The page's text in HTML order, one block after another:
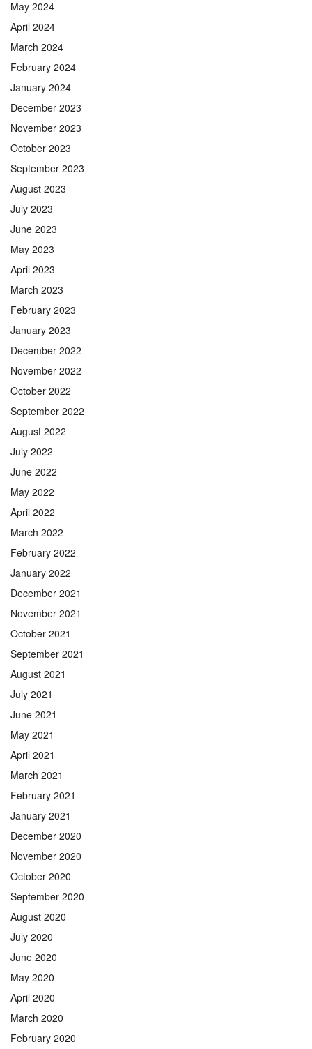
May 2024
April 2024
March 2024
February 2024
January 2024
December 2023
November 2023
October 2023
September 2023
August 2023
July 2023
June 2023
May 2023
April 2023
March 2023
February 2023
January 2023
December 2022
November 2022
October 2022
September 2022
August 2022
July 2022
June 2022
May 2022
April 2022
March 2022
February 2022
January 2022
December 2021
November 2021
October 2021
September 2021
August 2021
July 2021
June 2021
May 2021
April 2021
March 2021
February 2021
January 2021
December 2020
November 2020
October 2020
September 2020
August 2020
July 2020
June 2020
May 2020
April 2020
March 2020
February 2020